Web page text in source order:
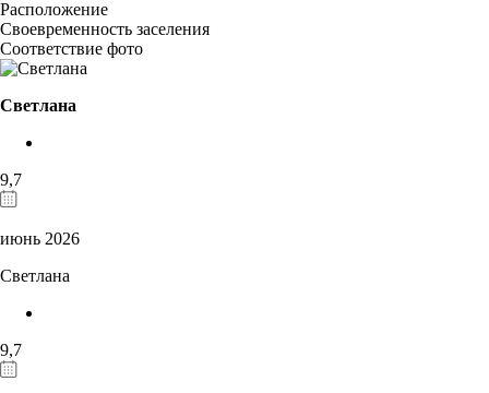
Расположение
Своевременность заселения
Соответствие фото
Светлана
9,7
июнь 2026
Светлана
9,7